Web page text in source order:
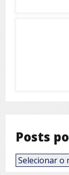
Posts
Posts
por